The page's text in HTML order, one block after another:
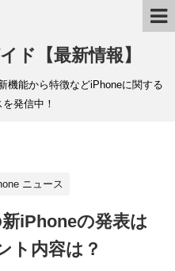
ド【最新情報】
機能から特徴などiPhoneに関する
発信中！
ニュース
iPhoneの発表は
ト内容は？